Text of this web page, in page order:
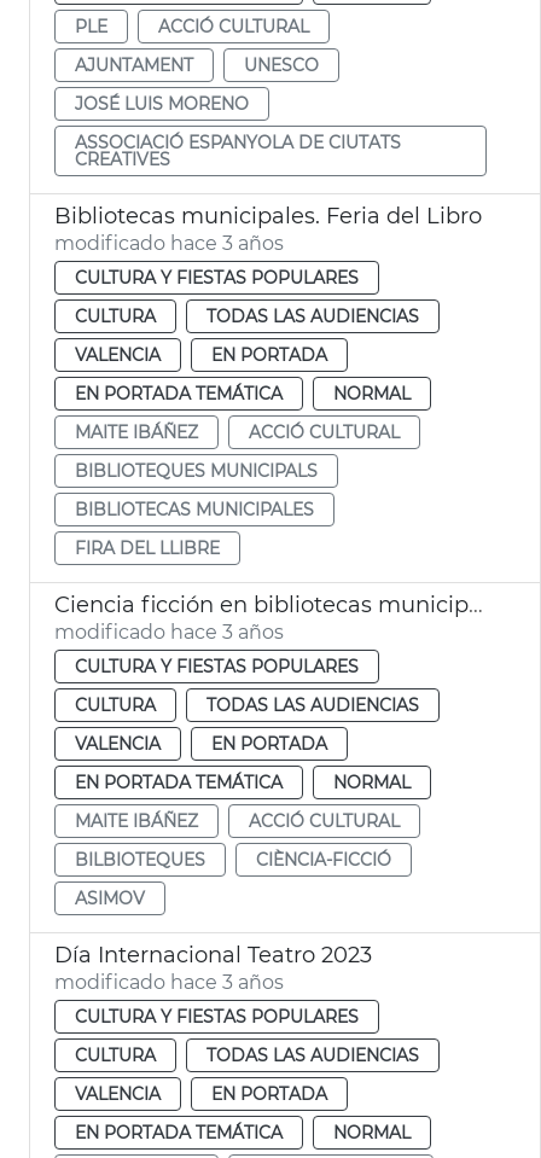
PLE
ACCIÓ CULTURAL
AJUNTAMENT
UNESCO
JOSÉ LUIS MORENO
ASSOCIACIÓ ESPANYOLA DE CIUTATS
CREATIVES
Bibliotecas municipales. Feria del Libro
modificado hace 3 años
CULTURA Y FIESTAS POPULARES
CULTURA
TODAS LAS AUDIENCIAS
VALENCIA
EN PORTADA
EN PORTADA TEMÁTICA
NORMAL
MAITE IBÁÑEZ
ACCIÓ CULTURAL
BIBLIOTEQUES MUNICIPALS
BIBLIOTECAS MUNICIPALES
FIRA DEL LLIBRE
Ciencia ficción en bibliotecas municipales
modificado hace 3 años
CULTURA Y FIESTAS POPULARES
CULTURA
TODAS LAS AUDIENCIAS
VALENCIA
EN PORTADA
EN PORTADA TEMÁTICA
NORMAL
MAITE IBÁÑEZ
ACCIÓ CULTURAL
BILBIOTEQUES
CIÈNCIA-FICCIÓ
ASIMOV
Día Internacional Teatro 2023
modificado hace 3 años
CULTURA Y FIESTAS POPULARES
CULTURA
TODAS LAS AUDIENCIAS
VALENCIA
EN PORTADA
EN PORTADA TEMÁTICA
NORMAL